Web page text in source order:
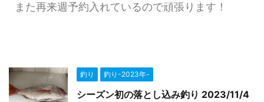
また再来週予約入れているので頑張ります！
釣り 釣り-2023年-
シーズン初の落とし込み釣り 2023/11/4